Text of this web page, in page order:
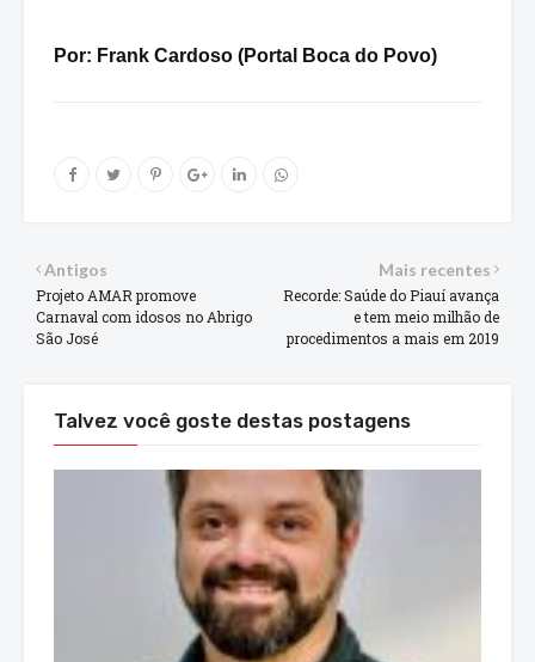
Por: Frank Cardoso (Portal Boca do Povo)
Mais recentes
Recorde: Saúde do Piauí avança
e tem meio milhão de
procedimentos a mais em 2019
Antigos
Projeto AMAR promove
Carnaval com idosos no Abrigo
São José
Talvez você goste destas postagens